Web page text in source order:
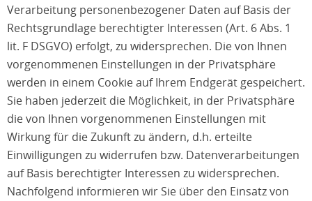
Verarbeitung personenbezogener Daten auf Basis der
Rechtsgrundlage berechtigter Interessen (Art. 6 Abs. 1
lit. F DSGVO) erfolgt, zu widersprechen. Die von Ihnen
vorgenommenen Einstellungen in der Privatsphäre
werden in einem Cookie auf Ihrem Endgerät gespeichert.
Sie haben jederzeit die Möglichkeit, in der Privatsphäre
die von Ihnen vorgenommenen Einstellungen mit
Wirkung für die Zukunft zu ändern, d.h. erteilte
Einwilligungen zu widerrufen bzw. Datenverarbeitungen
auf Basis berechtigter Interessen zu widersprechen.
Nachfolgend informieren wir Sie über den Einsatz von